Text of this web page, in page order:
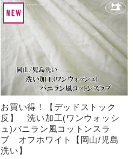
お買い得！【デッドストック
反】 洗い加工(ワンウォッシ
ュ)バニラン風コットンスラ
ブ オフホワイト【岡山/児島
洗い】